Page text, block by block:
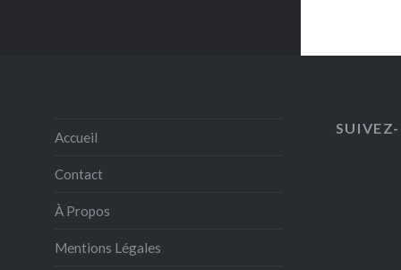
Accueil
Contact
À Propos
Mentions Légales